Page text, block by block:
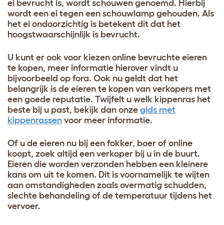
ei bevrucht is, wordt schouwen genoemd. Hierbij
wordt een ei tegen een schouwlamp gehouden. Als
het ei ondoorzichtig is betekent dit dat het
hoogstwaarschijnlijk is bevrucht.
U kunt er ook voor kiezen online bevruchte eieren
te kopen, meer informatie hierover vindt u
bijvoorbeeld op fora. Ook nu geldt dat het
belangrijk is de eieren te kopen van verkopers met
een goede reputatie. Twijfelt u welk kippenras het
beste bij u past, bekijk dan onze gids met
kippenrassen voor meer informatie.
Of u de eieren nu bij een fokker, boer of online
koopt, zoek altijd een verkoper bij u in de buurt.
Eieren die worden verzonden hebben een kleinere
kans om uit te komen. Dit is voornamelijk te wijten
aan omstandigheden zoals overmatig schudden,
slechte behandeling of de temperatuur tijdens het
vervoer.